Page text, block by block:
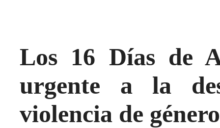
Los 16 Días de
urgente a la
violencia de